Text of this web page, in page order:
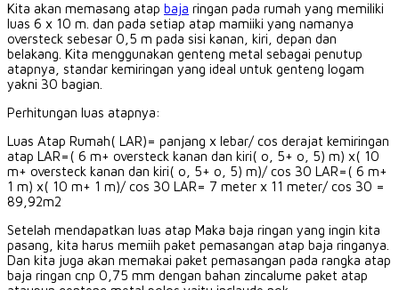
Kita akan memasang atap baja ringan pada rumah yang memiliki
luas 6 x 10 m. dan pada setiap atap mamiiki yang namanya
oversteck sebesar 0,5 m pada sisi kanan, kiri, depan dan
belakang. Kita menggunakan genteng metal sebagai penutup
atapnya, standar kemiringan yang ideal untuk genteng logam
yakni 30 bagian.
Perhitungan luas atapnya:
Luas Atap Rumah( LAR)= panjang x lebar/ cos derajat kemiringan
atap LAR=( 6 m+ oversteck kanan dan kiri( o, 5+ o, 5) m) x( 10
m+ oversteck kanan dan kiri( o, 5+ o, 5) m)/ cos 30 LAR=( 6 m+
1 m) x( 10 m+ 1 m)/ cos 30 LAR= 7 meter x 11 meter/ cos 30 =
89,92m2
Setelah mendapatkan luas atap Maka baja ringan yang ingin kita
pasang, kita harus memiih paket pemasangan atap baja ringanya.
Dan kita juga akan memakai paket pemasangan pada rangka atap
baja ringan cnp 0,75 mm dengan bahan zincalume paket atap